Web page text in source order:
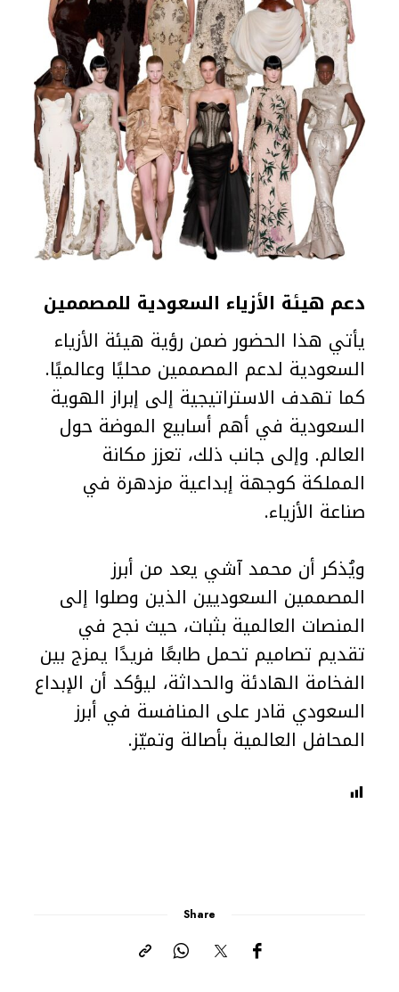
دعم هيئة الأزياء السعودية للمصممين
يأتي هذا الحضور ضمن رؤية هيئة الأزياء
السعودية لدعم المصممين محليًا وعالميًا.
كما تهدف الاستراتيجية إلى إبراز الهوية
السعودية في أهم أسابيع الموضة حول
العالم. وإلى جانب ذلك، تعزز مكانة
المملكة كوجهة إبداعية مزدهرة في
صناعة الأزياء.
ويُذكر أن محمد آشي يعد من أبرز
المصممين السعوديين الذين وصلوا إلى
المنصات العالمية بثبات، حيث نجح في
تقديم تصاميم تحمل طابعًا فريدًا يمزج بين
الفخامة الهادئة والحداثة، ليؤكد أن الإبداع
السعودي قادر على المنافسة في أبرز
المحافل العالمية بأصالة وتميّز.
Share